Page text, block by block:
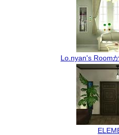
Lo.nyan's Room